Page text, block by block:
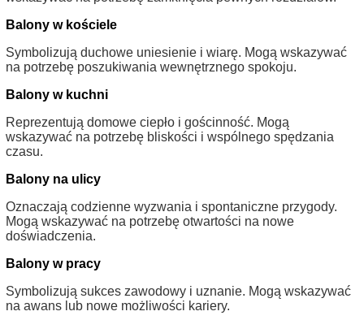
Balony w kościele
Symbolizują duchowe uniesienie i wiarę. Mogą wskazywać
na potrzebę poszukiwania wewnętrznego spokoju.
Balony w kuchni
Reprezentują domowe ciepło i gościnność. Mogą
wskazywać na potrzebę bliskości i wspólnego spędzania
czasu.
Balony na ulicy
Oznaczają codzienne wyzwania i spontaniczne przygody.
Mogą wskazywać na potrzebę otwartości na nowe
doświadczenia.
Balony w pracy
Symbolizują sukces zawodowy i uznanie. Mogą wskazywać
na awans lub nowe możliwości kariery.